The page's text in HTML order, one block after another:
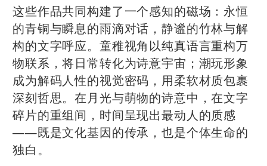
这些作品共同构建了一个感知的磁场：永恒
的青铜与瞬息的雨滴对话，静谧的竹林与解
构的文字呼应。童稚视角以纯真语言重构万
物联系，将日常转化为诗意宇宙；潮玩形象
成为解码人性的视觉密码，用柔软材质包裹
深刻哲思。在月光与萌物的诗意中，在文字
碎片的重组间，时间呈现出最动人的质感
——既是文化基因的传承，也是个体生命的
独白。